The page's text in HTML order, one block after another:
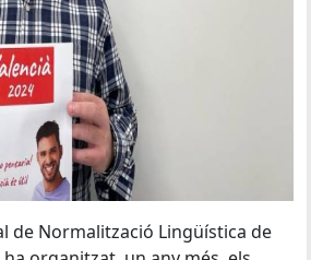
de Normalització Lingüística de